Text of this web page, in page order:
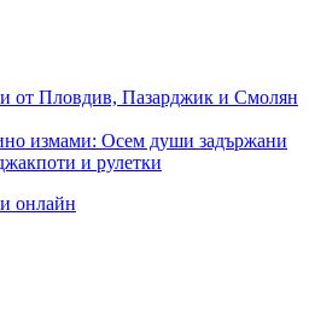
от Пловдив, Пазарджик и Смолян
измами: Осем души задържани
и рулетки
онлайн